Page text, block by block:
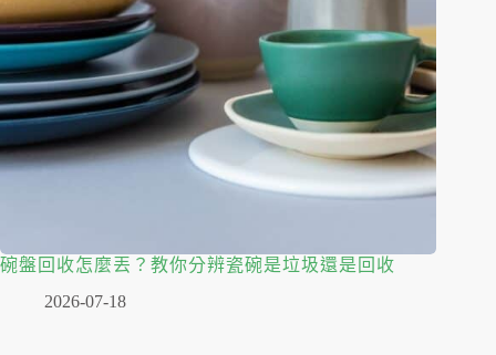
碗盤回收怎麼丟？教你分辨瓷碗是垃圾還是回收
2026-07-18